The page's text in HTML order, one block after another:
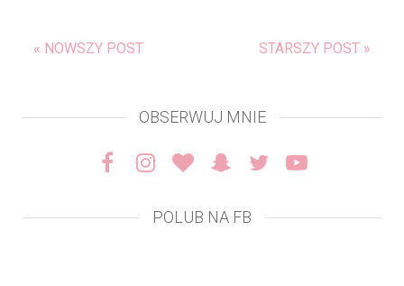
« NOWSZY POST STARSZY POST »
OBSERWUJ MNIE
POLUB NA FB